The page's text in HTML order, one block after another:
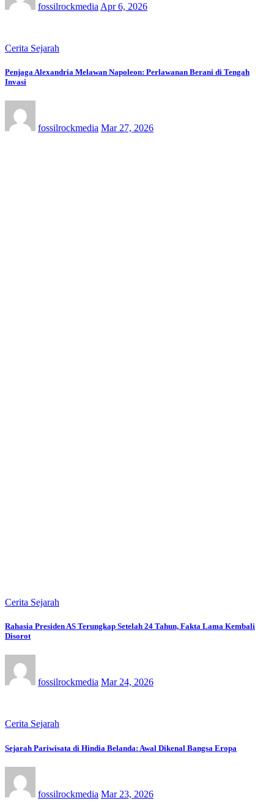
fossilrockmedia Apr 6, 2026
Cerita Sejarah
Penjaga Alexandria Melawan Napoleon: Perlawanan Berani di Tengah
Invasi
fossilrockmedia Mar 27, 2026
Cerita Sejarah
Rahasia Presiden AS Terungkap Setelah 24 Tahun, Fakta Lama Kembali
Disorot
fossilrockmedia Mar 24, 2026
Cerita Sejarah
Sejarah Pariwisata di Hindia Belanda: Awal Dikenal Bangsa Eropa
fossilrockmedia Mar 23, 2026